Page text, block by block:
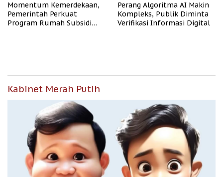
Momentum Kemerdekaan,
Pemerintah Perkuat
Program Rumah Subsidi
Perang Algoritma AI Makin
Kompleks, Publik Diminta
Verifikasi Informasi Digital
Kabinet Merah Putih